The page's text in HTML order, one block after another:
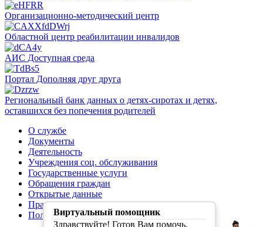
Организационно-методический центр
Областной центр реабилитации инвалидов
АИС Доступная среда
Портал Дополняя друг друга
Региональный банк данных о детях-сиротах и детях,
оставшихся без попечения родителей
О службе
Документы
Деятельность
Учреждения соц. обслуживания
Государственные услуги
Обращения граждан
Открытые данные
Правила обработки персональных данных
Политика конфиденциальности
Виртуальный помощник
Здравствуйте! Готов Вам помочь.